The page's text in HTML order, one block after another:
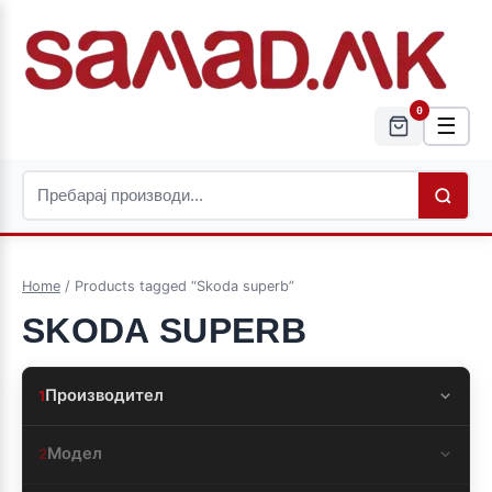
0
☰
Home / Products tagged “Skoda superb”
SKODA SUPERB
1Производител
2Модел